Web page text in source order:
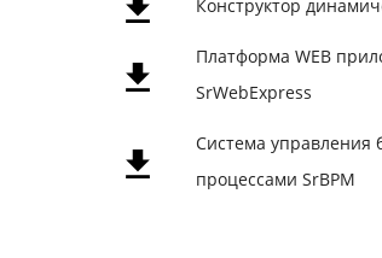
Конструктор
Платформа WEB
SrWebExpress
Система управления
процессами SrBPM